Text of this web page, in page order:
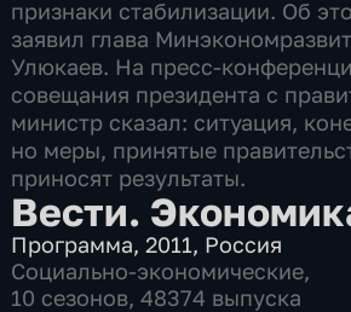
признаки стабилизации. Об
заявил глава
Улюкаев. На пресс-
совещания президента с
министр сказал: ситуация,
но меры, принятые
приносят результаты.
Вести.
Программа,2011, Россия
Социально-экономические,
10 сезонов, 48374 выпуска